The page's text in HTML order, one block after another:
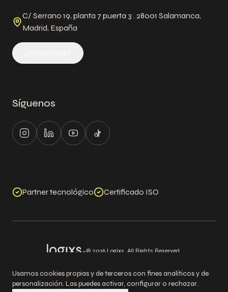
C/ Serrano 19, planta 7 puerta 3 . 28001 Salamanca,
Madrid, España
Síguenos
InstagramLinkedInYoutubeTiktok
Partner tecnológico Certificado ISO
© 2026 Logixs. All Rights Reserved.
Usamos cookies propias y de terceros con fines analíticos y de
personalización. Las puedes activar, configurar o rechazar.